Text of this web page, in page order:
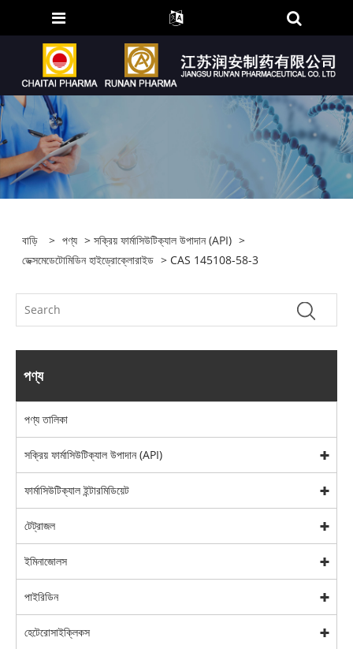
বাড়ি > পণ্য >সক্রিয় ফার্মাসিউটিক্যাল উপাদান (API) >
ডেক্সমেডেটোমিডিন হাইড্রোক্লোরাইড > CAS 145108-58-3
পণ্য
পণ্য তালিকা
সক্রিয় ফার্মাসিউটিক্যাল উপাদান (API)
ফার্মাসিউটিক্যাল ইন্টারমিডিয়েট
টেট্রাজল
ইমিনাজোলস
পাইরিডিন
হেটেরোসাইক্লিকস